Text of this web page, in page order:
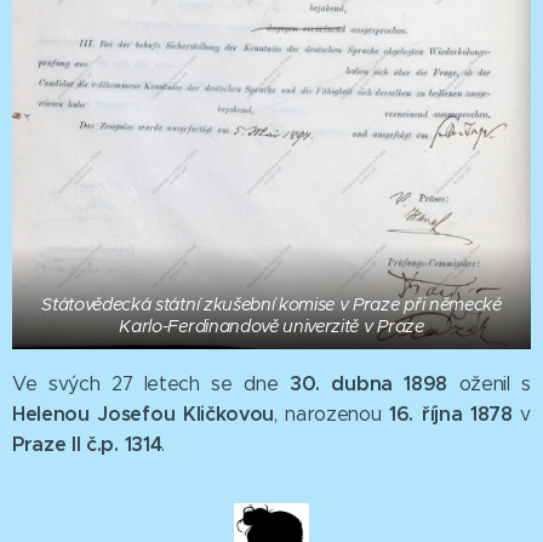
Státovědecká státní zkušební komise v Praze při německé
Karlo-Ferdinandově univerzitě v Praze
Ve svých 27 letech se dne 30. dubna 1898 oženil s
Helenou Josefou Kličkovou, narozenou16. října 1878 v
Praze II č.p. 1314.